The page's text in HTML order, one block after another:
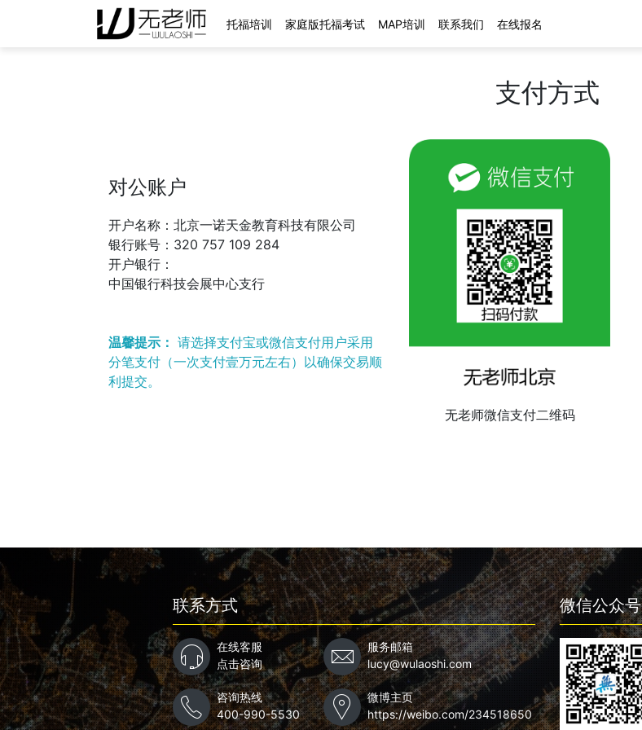
托福培训 家庭版托福考试 MAP培训 联系我们 在线报名
支付方式
对公账户
开户名称：北京一诺天金教育科技有限公司
银行账号：320 757 109 284
开户银行：
中国银行科技会展中心支行
温馨提示： 请选择支付宝或微信支付用户采用
分笔支付（一次支付壹万元左右）以确保交易顺
利提交。
无老师微信支付二维码
联系方式
在线客服
点击咨询
咨询热线
400-990-5530
服务邮箱
lucy@wulaoshi.com
微博主页
https://weibo.com/234518650
微信公众号